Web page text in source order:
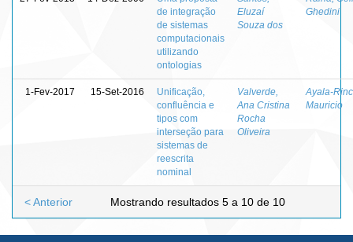
de integração
de sistemas
computacionais
utilizando
ontologias
Eluzaí
Souza dos
Ghedini
1-Fev-2017 15-Set-2016
Unificação,
confluência e
tipos com
interseção para
sistemas de
reescrita
nominal
Valverde,
Ana Cristina
Rocha
Oliveira
Ayala-
Mauricio
Mostrando resultados 5 a 10 de 10
< Anterior